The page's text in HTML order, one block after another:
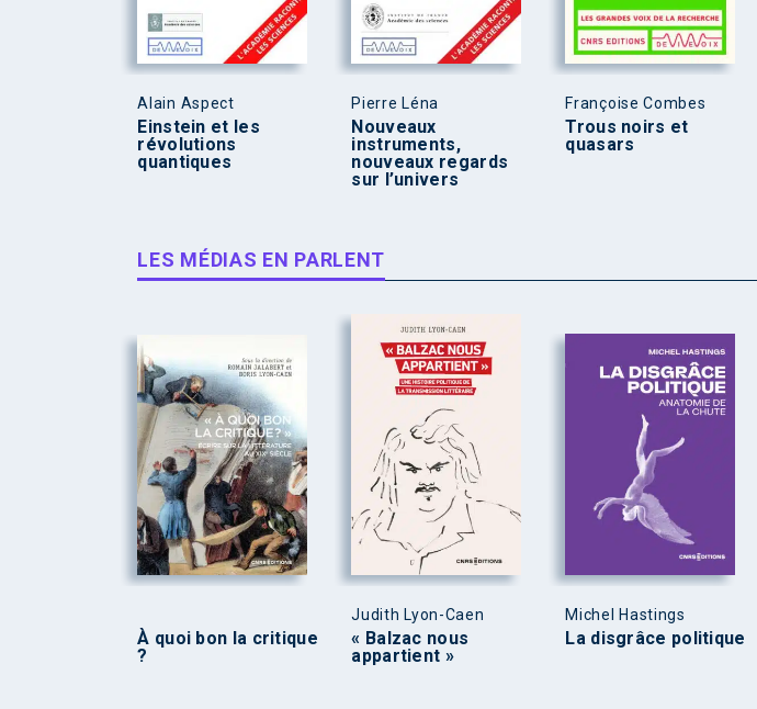
Alain Aspect
Einstein et les
révolutions
quantiques
Pierre Léna
Nouveaux
instruments,
nouveaux regards
sur l’univers
Françoise Combes
Trous noirs et
quasars
LES MÉDIAS EN PARLENT
À quoi bon la critique
?
Judith Lyon-Caen
« Balzac nous
appartient »
Michel Hastings
La disgrâce politique